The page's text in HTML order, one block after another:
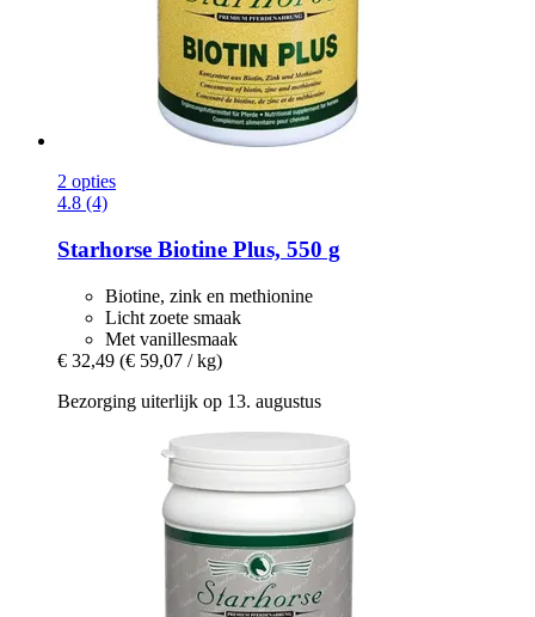
2 opties
4.8 (4)
Starhorse Biotine Plus, 550 g
Biotine, zink en methionine
Licht zoete smaak
Met vanillesmaak
€ 32,49 (€ 59,07 / kg)
Bezorging uiterlijk op 13. augustus